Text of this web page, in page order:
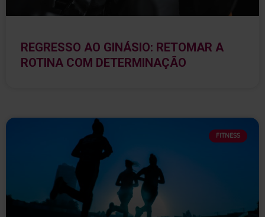
REGRESSO AO GINÁSIO: RETOMAR A
ROTINA COM DETERMINAÇÃO
FITNESS